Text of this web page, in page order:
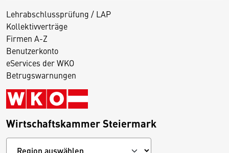
Lehrabschlussprüfung / LAP
Kollektivverträge
Firmen A-Z
Benutzerkonto
eServices der WKO
Betrugswarnungen
Wirtschaftskammer Steiermark